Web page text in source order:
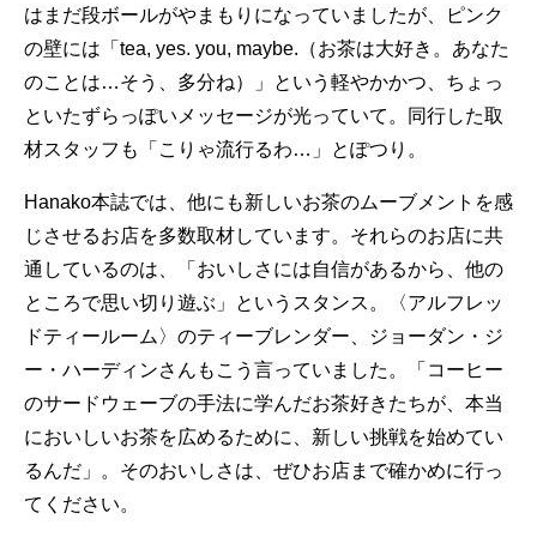
はまだ段ボールがやまもりになっていましたが、ピンク
の壁には「tea, yes. you, maybe.（お茶は大好き。あなた
のことは…そう、多分ね）」という軽やかかつ、ちょっ
といたずらっぽいメッセージが光っていて。同行した取
材スタッフも「こりゃ流行るわ…」とぽつり。
Hanako本誌では、他にも新しいお茶のムーブメントを感
じさせるお店を多数取材しています。それらのお店に共
通しているのは、「おいしさには自信があるから、他の
ところで思い切り遊ぶ」というスタンス。〈アルフレッ
ドティールーム〉のティーブレンダー、ジョーダン・ジ
ー・ハーディンさんもこう言っていました。「コーヒー
のサードウェーブの手法に学んだお茶好きたちが、本当
においしいお茶を広めるために、新しい挑戦を始めてい
るんだ」。そのおいしさは、ぜひお店まで確かめに行っ
てください。